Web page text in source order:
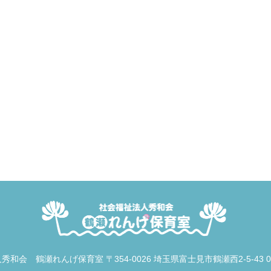
秀和会 鶴瀬れんげ保育室 〒354-0026 埼玉県富士見市鶴瀬西2-5-43